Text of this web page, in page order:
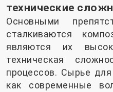
технические
Основными
сталкиваются
являются их
техническая
процессов. Сырье
как современные